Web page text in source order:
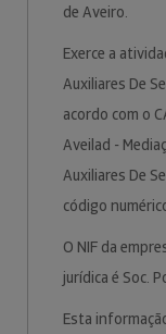
de Aveiro.
Exerce a
Auxiliares De
acordo com o
Aveilad -
Auxiliares De
código
O NIF da
jurídica é Soc.
Esta